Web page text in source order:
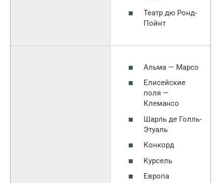
Театр дю Ронд-
Пойнт
Альма — Марсо
Елисейские
поля —
Клемансо
Шарль де Голль-
Этуаль
Конкорд
Курсель
Европа